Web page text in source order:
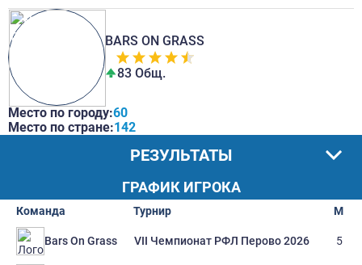
BARS ON GRASS
83 Общ.
Место по городу:60
Место по стране:142
РЕЗУЛЬТАТЫ
ГРАФИК ИГРОКА
Команда Турнир М
Bars On Grass VII Чемпионат РФЛ Перово 2026 5